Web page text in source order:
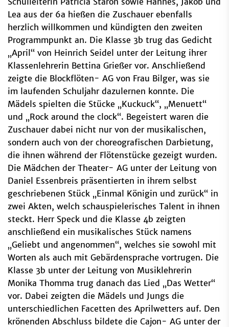
Lea aus der 6a hießen die Zuschauer ebenfalls
herzlich willkommen und kündigten den zweiten
Programmpunkt an. Die Klasse 3b trug das Gedicht
„April“ von Heinrich Seidel unter der Leitung ihrer
Klassenlehrerin Bettina Grießer vor. Anschließend
zeigte die Blockflöten- AG von Frau Bilger, was sie
im laufenden Schuljahr dazulernen konnte. Die
Mädels spielten die Stücke „Kuckuck“, „Menuett“
und „Rock around the clock“. Begeistert waren die
Zuschauer dabei nicht nur von der musikalischen,
sondern auch von der choreografischen Darbietung,
die ihnen während der Flötenstücke gezeigt wurden.
Die Mädchen der Theater- AG unter der Leitung von
Daniel Essenbreis präsentierten in ihrem selbst
geschriebenen Stück „Einmal Königin und zurück“ in
zwei Akten, welch schauspielerisches Talent in ihnen
steckt. Herr Speck und die Klasse 4b zeigten
anschließend ein musikalisches Stück namens
„Geliebt und angenommen“, welches sie sowohl mit
Worten als auch mit Gebärdensprache vortrugen. Die
Klasse 3b unter der Leitung von Musiklehrerin
Monika Thomma trug danach das Lied „Das Wetter“
vor. Dabei zeigten die Mädels und Jungs die
unterschiedlichen Facetten des Aprilwetters auf. Den
krönenden Abschluss bildete die Cajon- AG unter der